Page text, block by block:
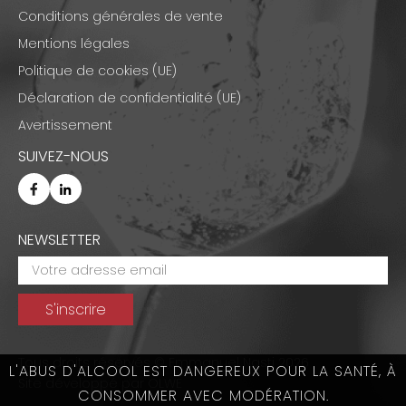
L'ABUS D'ALCOOL EST DANGEREUX POUR LA SANTÉ, À
CONSOMMER AVEC MODÉRATION.
Conditions générales de vente
Mentions légales
Politique de cookies (UE)
Déclaration de confidentialité (UE)
Avertissement
SUIVEZ-NOUS
NEWSLETTER
Tous droits réservés © Emmanuel Nasti 2026